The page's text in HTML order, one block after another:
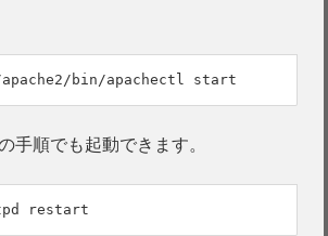
手順でも起動できます。